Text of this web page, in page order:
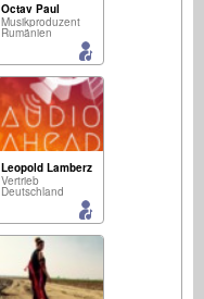
Octav Paul
Musikproduzent
Rumänien
Leopold Lamberz
Vertrieb
Deutschland